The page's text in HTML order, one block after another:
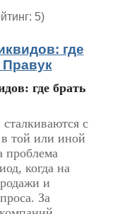
5)
где
Правук
где брать
с
той или иной
проблема
когда на
и
За